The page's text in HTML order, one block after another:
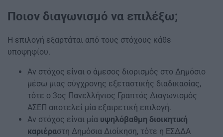
Ποιον διαγωνισμό να επιλέξω;
Η επιλογή εξαρτάται από τους στόχους κάθε
υποψηφίου.
Αν στόχος είναι ο άμεσος διορισμός στο Δημόσιο
μέσω μιας σύγχρονης εξεταστικής διαδικασίας,
τότε ο 3ος Πανελλήνιος Γραπτός Διαγωνισμός
ΑΣΕΠ αποτελεί μία εξαιρετική επιλογή.
Αν στόχος είναι μία υψηλόβαθμη διοικητική
καριέραστη Δημόσια Διοίκηση, τότε η ΕΣΔΔΑ